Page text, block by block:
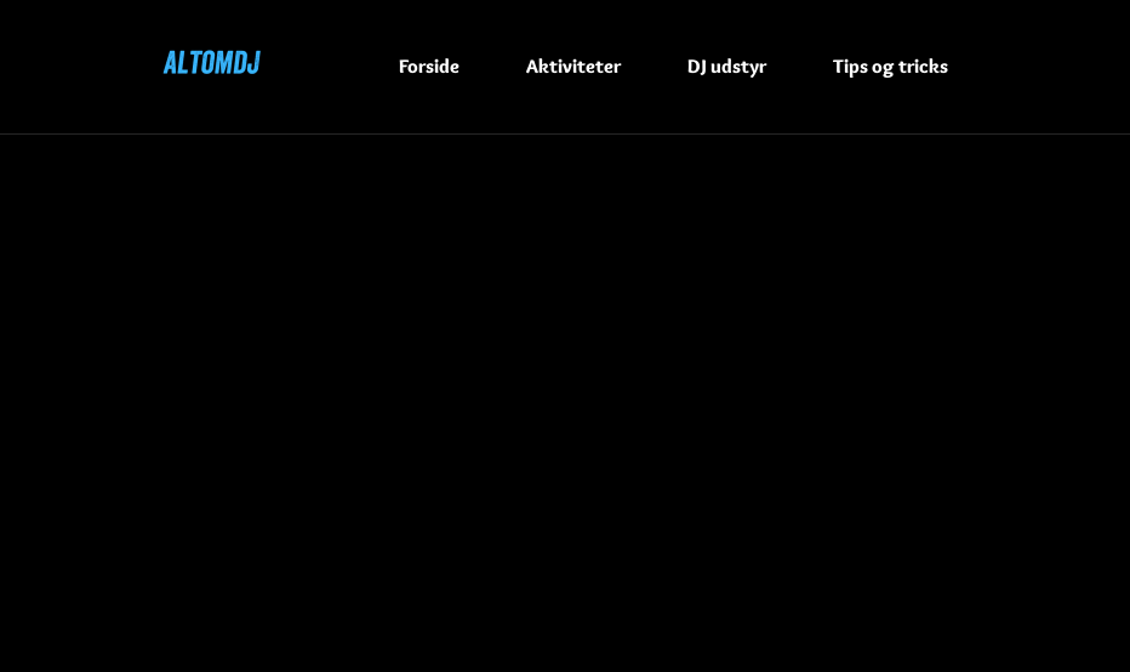
Forside Aktiviteter DJ udstyr Tips og tricks